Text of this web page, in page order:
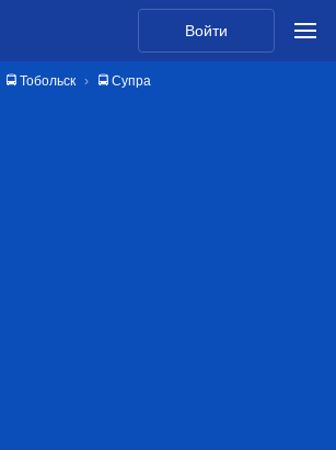
Войти
🚍 Тобольск 🚍 Супра